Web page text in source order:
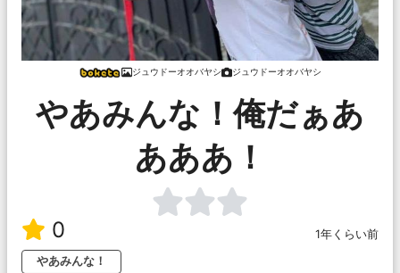
ジュウドーオオバヤシ ジュウドーオオバヤシ
やあみんな！俺だぁあ
あああ！
0
1年くらい前
やあみんな！